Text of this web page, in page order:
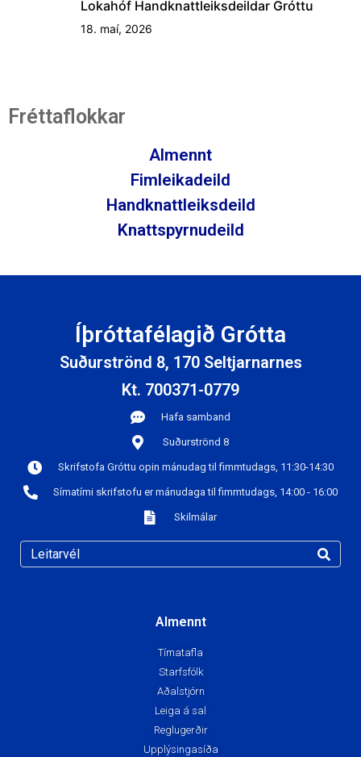
Lokahóf Handknattleiksdeildar Gróttu
18. maí, 2026
Fréttaflokkar
Almennt
Fimleikadeild
Handknattleiksdeild
Knattspyrnudeild
Íþróttafélagið Grótta
Suðurströnd 8, 170 Seltjarnarnes
Kt. 700371-0779
Hafa samband
Suðurströnd 8
Skrifstofa Gróttu opin mánudag til fimmtudags, 11:30-14:30
Símatími skrifstofu er mánudaga til fimmtudags, 14:00 - 16:00
Skilmálar
Almennt
Tímatafla
Starfsfólk
Aðalstjórn
Leiga á sal
Reglugerðir
Upplýsingasíða